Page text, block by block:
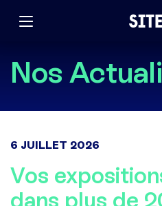
Nos
6 JUILLET 2026
Vos
dans plus de